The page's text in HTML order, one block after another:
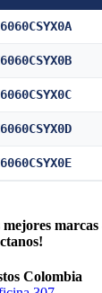
mejores
Colombia